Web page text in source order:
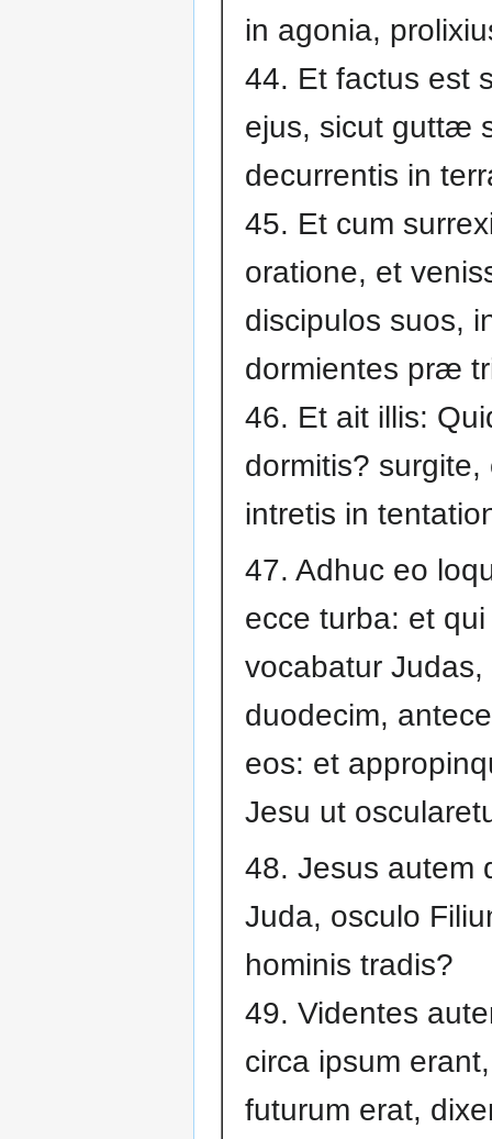
in agonia,
44. Et factus est
ejus, sicut guttæ
decurrentis in
45. Et cum
oratione, et
discipulos suos,
dormientes præ
46. Et ait illis:
dormitis? surgite,
intretis in
47. Adhuc eo
ecce turba: et qui
vocabatur
duodecim,
eos: et
Jesu ut
48. Jesus autem
Juda, osculo
hominis tradis?
49. Videntes
circa ipsum
futurum erat,